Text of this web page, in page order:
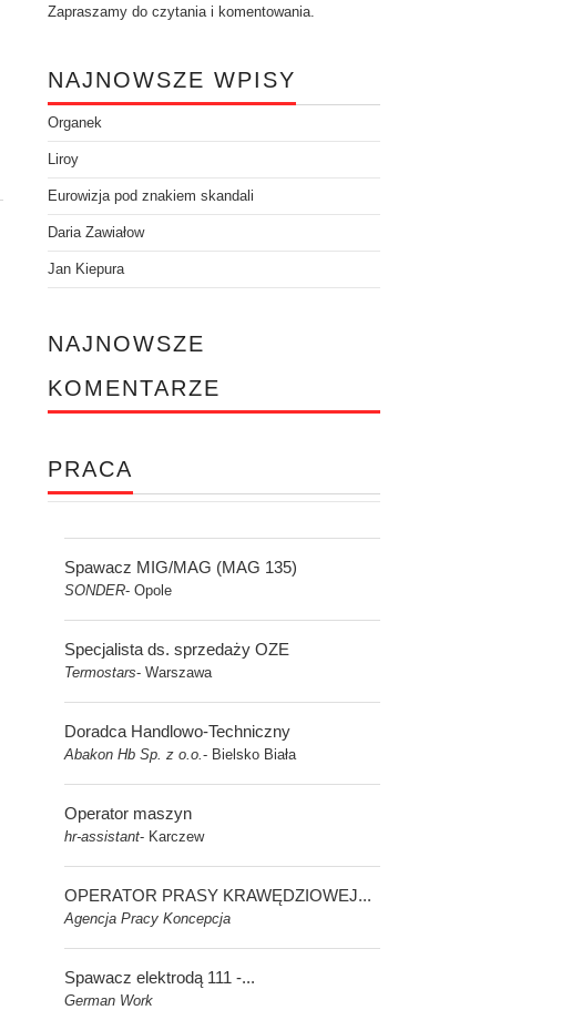
Zapraszamy do czytania i komentowania.
NAJNOWSZE WPISY
Organek
Liroy
Eurowizja pod znakiem skandali
Daria Zawiałow
Jan Kiepura
NAJNOWSZE
KOMENTARZE
PRACA
Spawacz MIG/MAG (MAG 135)
SONDER- Opole
Specjalista ds. sprzedaży OZE
Termostars- Warszawa
Doradca Handlowo-Techniczny
Abakon Hb Sp. z o.o.- Bielsko Biała
Operator maszyn
hr-assistant- Karczew
OPERATOR PRASY KRAWĘDZIOWEJ...
Agencja Pracy Koncepcja
Spawacz elektrodą 111 -...
German Work